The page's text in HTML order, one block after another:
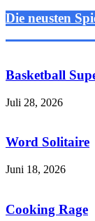
Die neusten
Basketball
Juli 28, 2026
Word Solitaire
Juni 18, 2026
Cooking Rage